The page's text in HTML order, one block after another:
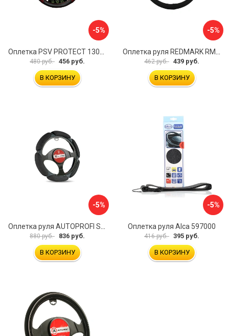
-5%
Оплетка PSV PROTECT 130503
480 руб. 456 руб.
В КОРЗИНУ
-5%
Оплетка руля REDMARK RM78002
462 руб. 439 руб.
В КОРЗИНУ
-5%
880 руб. 836 руб.
В КОРЗИНУ
-5%
Оплетка руля Alca 597000
416 руб. 395 руб.
В КОРЗИНУ